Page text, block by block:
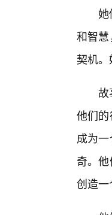
和智
契机
故
他们
成为
奇。
创造